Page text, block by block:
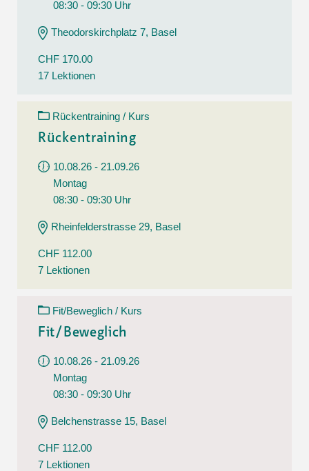
08:30 - 09:30 Uhr
Theodorskirchplatz 7, Basel
CHF 170.00
17 Lektionen
Rückentraining / Kurs
Rückentraining
10.08.26 - 21.09.26
Montag
08:30 - 09:30 Uhr
Rheinfelderstrasse 29, Basel
CHF 112.00
7 Lektionen
Fit/Beweglich / Kurs
Fit/Beweglich
10.08.26 - 21.09.26
Montag
08:30 - 09:30 Uhr
Belchenstrasse 15, Basel
CHF 112.00
7 Lektionen